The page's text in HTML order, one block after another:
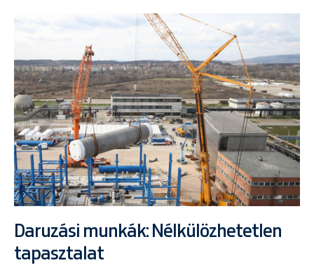
Daruzási munkák: Nélkülözhetetlen
tapasztalat